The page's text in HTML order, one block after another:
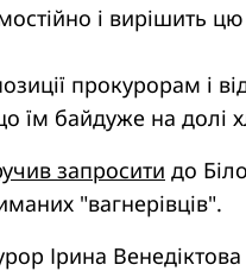
і вирішить
прокурорам і
їм байдуже на долі
запросити до
"вагнерівців".
Ірина Венедіктова